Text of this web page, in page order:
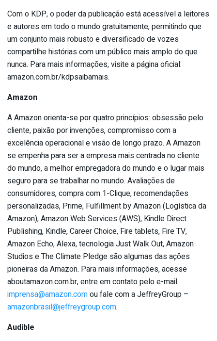
Com o KDP, o poder da publicação está acessível a leitores
e autores em todo o mundo gratuitamente, permitindo que
um conjunto mais robusto e diversificado de vozes
compartilhe histórias com um público mais amplo do que
nunca. Para mais informações, visite a página oficial:
amazon.com.br/kdpsaibamais.
Amazon
A Amazon orienta-se por quatro princípios: obsessão pelo
cliente, paixão por invenções, compromisso com a
excelência operacional e visão de longo prazo. A Amazon
se empenha para ser a empresa mais centrada no cliente
do mundo, a melhor empregadora do mundo e o lugar mais
seguro para se trabalhar no mundo. Avaliações de
consumidores, compra com 1-Clique, recomendações
personalizadas, Prime, Fulfillment by Amazon (Logística da
Amazon), Amazon Web Services (AWS), Kindle Direct
Publishing, Kindle, Career Choice, Fire tablets, Fire TV,
Amazon Echo, Alexa, tecnologia Just Walk Out, Amazon
Studios e The Climate Pledge são algumas das ações
pioneiras da Amazon. Para mais informações, acesse
aboutamazon.com.br, entre em contato pelo e-mail
imprensa@amazon.comou fale com a JeffreyGroup –
amazonbrasil@jeffreygroup.com.
Audible